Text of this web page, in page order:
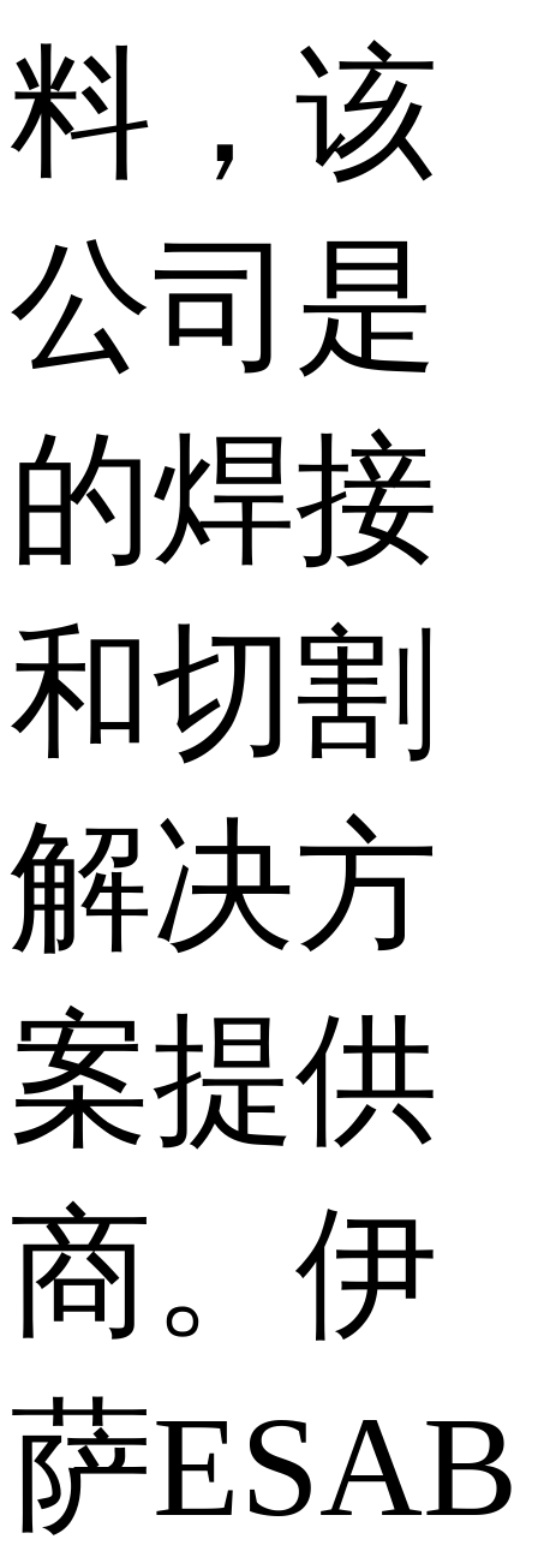
料，该
公司是
的焊接
和切割
解决方
案提供
商。伊
萨ESAB